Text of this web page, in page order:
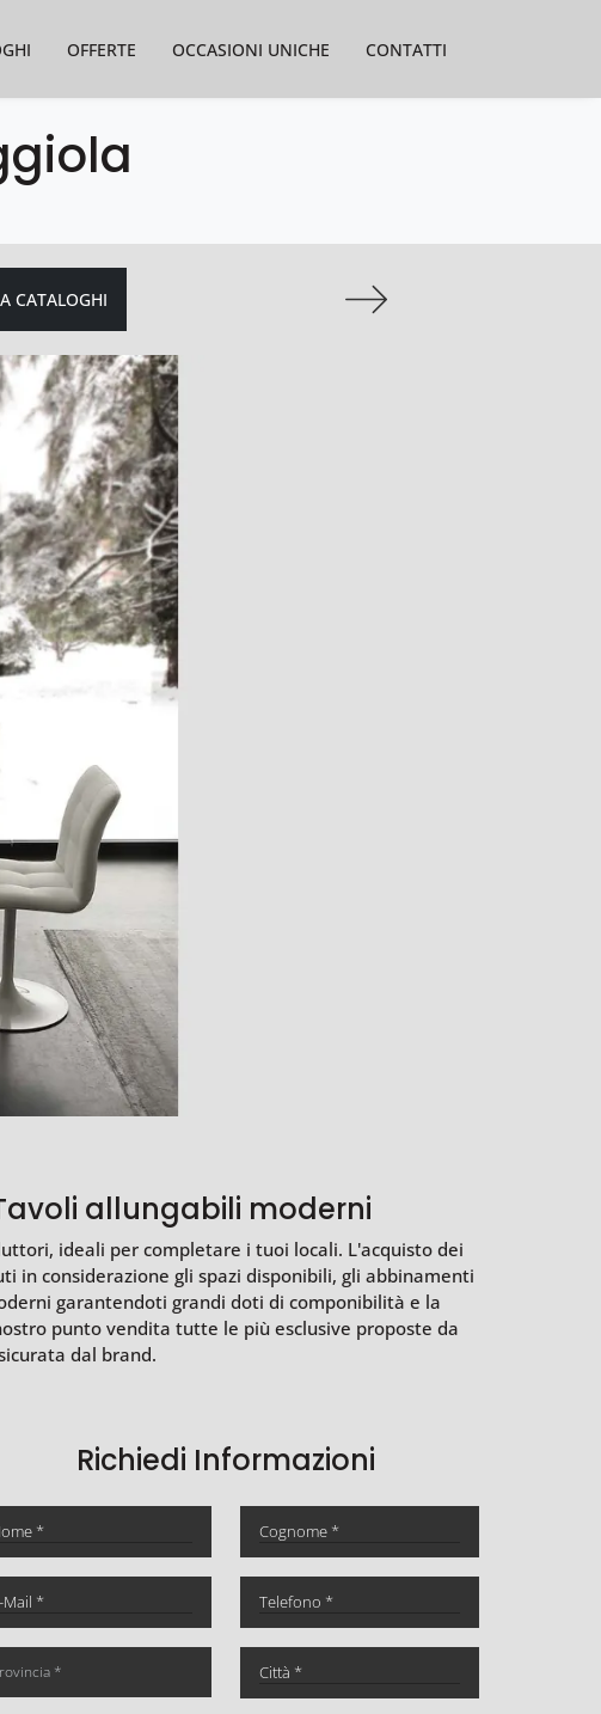
OFFERTE OCCASIONI UNICHE CONTATTI
CATALOGHI
allungabili moderni
ideali per completare i tuoi locali. L'acquisto dei
in considerazione gli spazi disponibili, gli abbinamenti
garantendoti grandi doti di componibilità e la
punto vendita tutte le più esclusive proposte da
dal brand.
Richiedi Informazioni